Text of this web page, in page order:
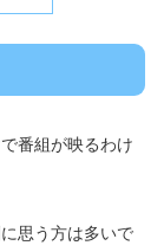
番組が映るわけ
思う方は多いで